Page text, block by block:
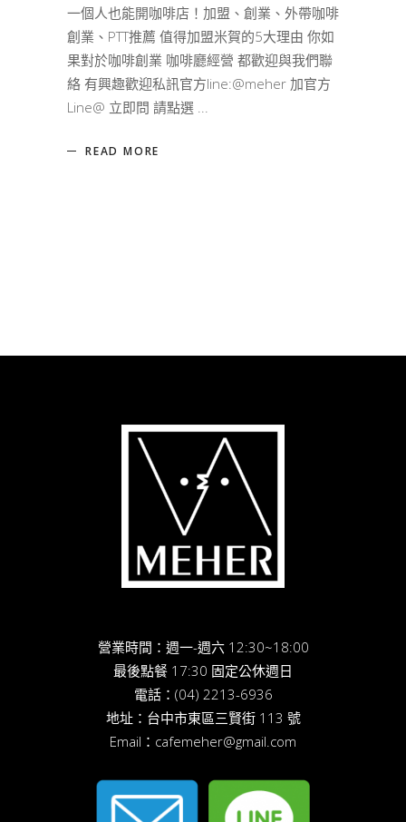
一個人也能開咖啡店！加盟、創業、外帶咖啡
創業、PTT推薦 值得加盟米賀的5大理由 你如
果對於咖啡創業 咖啡廳經營 都歡迎與我們聯
絡 有興趣歡迎私訊官方line:@meher 加官方
Line@ 立即問 請點選
READ MORE
營業時間：週一-週六 12:30~18:00
最後點餐 17:30 固定公休週日
電話： (04) 2213-6936
地址： 台中市東區三賢街 113 號
Email： cafemeher@gmail.com